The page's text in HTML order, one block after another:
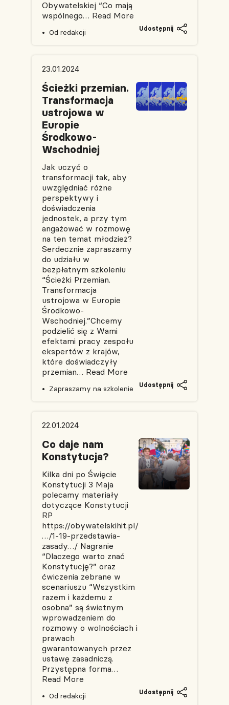
Obywatelskiej “Co mają
wspólnego… Read More
Od redakcji Udostępnij
23.01.2024
Ścieżki przemian.
Transformacja
ustrojowa w
Europie
Środkowo-
Wschodniej
Jak uczyć o
transformacji tak, aby
uwzględniać różne
perspektywy i
doświadczenia
jednostek, a przy tym
angażować w rozmowę
na ten temat młodzież?
Serdecznie zapraszamy
do udziału w
bezpłatnym szkoleniu
“Ścieżki Przemian.
Transformacja
ustrojowa w Europie
Środkowo-
Wschodniej.”Chcemy
podzielić się z Wami
efektami pracy zespołu
ekspertów z krajów,
które doświadczyły
przemian… Read More
Zapraszamy na szkolenie Udostępnij
22.01.2024
Co daje nam
Konstytucja?
Kilka dni po Święcie
Konstytucji 3 Maja
polecamy materiały
dotyczące Konstytucji
RP
https://obywatelskihit.pl/
…/1-19-przedstawia-
zasady…/ Nagranie
“Dlaczego warto znać
Konstytucję?” oraz
ćwiczenia zebrane w
scenariuszu “Wszystkim
razem i każdemu z
osobna” są świetnym
wprowadzeniem do
rozmowy o wolnościach i
prawach
gwarantowanych przez
ustawę zasadniczą.
Przystępna forma…
Read More
Od redakcji Udostępnij